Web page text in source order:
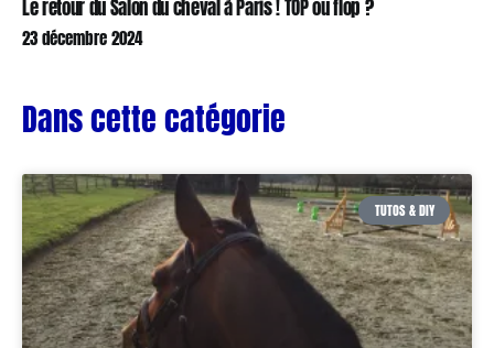
Le retour du Salon du cheval à Paris ! TOP ou flop ?
23 décembre 2024
Dans cette catégorie
TUTOS & DIY